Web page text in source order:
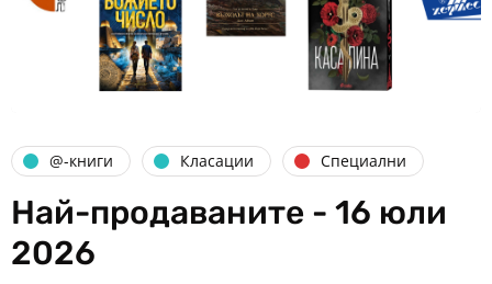
@-книги Класации Специални
Най-продаваните - 16 юли
2026